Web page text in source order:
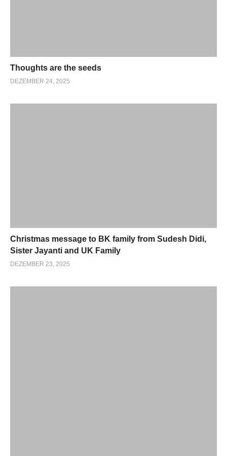
Thoughts are the seeds
DEZEMBER 24, 2025
Christmas message to BK family from Sudesh Didi,
Sister Jayanti and UK Family
DEZEMBER 23, 2025